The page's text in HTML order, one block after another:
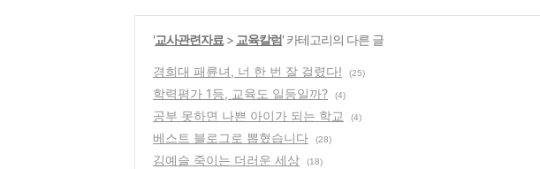
'교사관련자료 > 교육칼럼' 카테고리의 다른 글
경희대 패륜녀, 너 한 번 잘 걸렸다! (25)
학력평가 1등, 교육도 일등일까? (4)
공부 못하면 나쁜 아이가 되는 학교 (4)
베스트 블로그로 뽑혔습니다 (28)
김예슬 죽이는 더러운 세상 (18)